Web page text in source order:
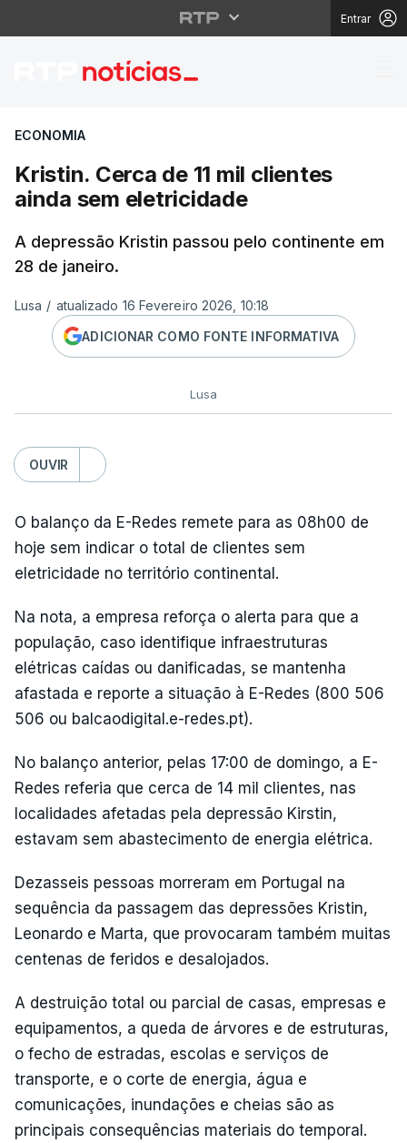
Entrar
Kristin. Cerca de 11
ECONOMIA
Kristin. Cerca de 11 mil clientes
ainda sem eletricidade
A depressão Kristin passou pelo continente em
28 de janeiro.
Lusa / atualizado 16 Fevereiro 2026, 10:18
ADICIONAR COMO FONTE INFORMATIVA
Lusa
OUVIR
O balanço da E-Redes remete para as 08h00 de
hoje sem indicar o total de clientes sem
eletricidade no território continental.
Na nota, a empresa reforça o alerta para que a
população, caso identifique infraestruturas
elétricas caídas ou danificadas, se mantenha
afastada e reporte a situação à E-Redes (800 506
506 ou balcaodigital.e-redes.pt).
No balanço anterior, pelas 17:00 de domingo, a E-
Redes referia que cerca de 14 mil clientes, nas
localidades afetadas pela depressão Kirstin,
estavam sem abastecimento de energia elétrica.
Dezasseis pessoas morreram em Portugal na
sequência da passagem das depressões Kristin,
Leonardo e Marta, que provocaram também muitas
centenas de feridos e desalojados.
A destruição total ou parcial de casas, empresas e
equipamentos, a queda de árvores e de estruturas,
o fecho de estradas, escolas e serviços de
transporte, e o corte de energia, água e
comunicações, inundações e cheias são as
principais consequências materiais do temporal.